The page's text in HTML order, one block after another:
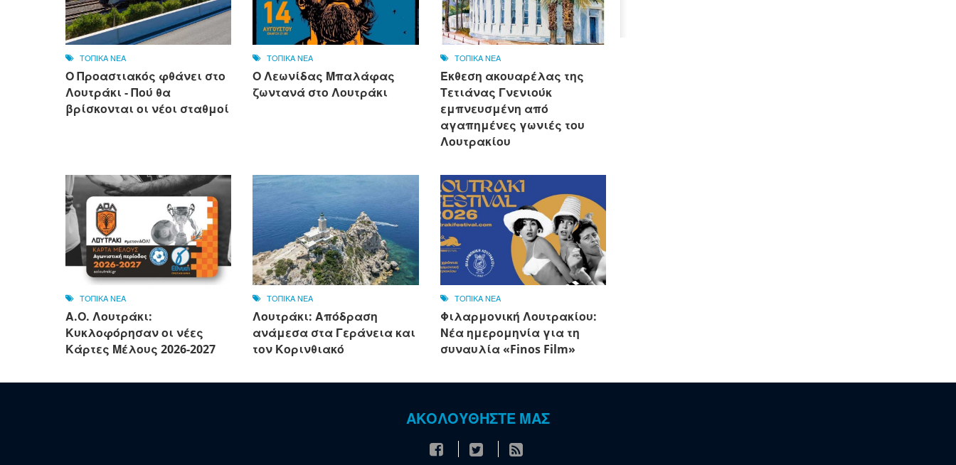
ΤΟΠΙΚΑ ΝΕΑ
Ο Προαστιακός φθάνει στο
Λουτράκι - Πού θα
βρίσκονται οι νέοι σταθμοί
ΤΟΠΙΚΑ ΝΕΑ
Ο Λεωνίδας Μπαλάφας
ζωντανά στο Λουτράκι
ΤΟΠΙΚΑ ΝΕΑ
Έκθεση ακουαρέλας της
Τετιάνας Γνενιούκ
εμπνευσμένη από
αγαπημένες γωνιές του
Λουτρακίου
ΤΟΠΙΚΑ ΝΕΑ
Α.Ο. Λουτράκι:
Κυκλοφόρησαν οι νέες
Κάρτες Μέλους 2026-2027
ΤΟΠΙΚΑ ΝΕΑ
Λουτράκι: Απόδραση
ανάμεσα στα Γεράνεια και
τον Κορινθιακό
ΤΟΠΙΚΑ ΝΕΑ
Φιλαρμονική Λουτρακίου:
Νέα ημερομηνία για τη
συναυλία «Finos Film»
ΑΚΟΛΟΥΘΗΣΤΕ ΜΑΣ